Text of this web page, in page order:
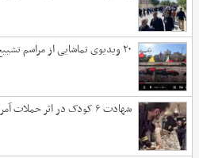
۲۰ ویدیوی تماشایی از مراسم تشییع و نماز بر پیکر رهبر شهید در مشهد
شهادت ۶ کودک در اثر حملات آمریکایی – صهیونی در استان تهران